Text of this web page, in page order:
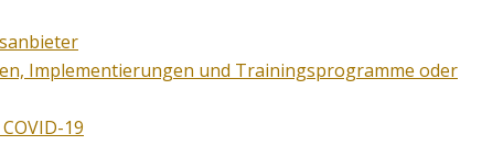
Implementierungen und Trainingsprogramme oder
19